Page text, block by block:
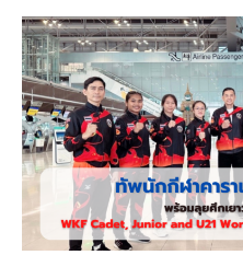
ทองแดง
เยาวชน
ชิง
แชมป์
โลก